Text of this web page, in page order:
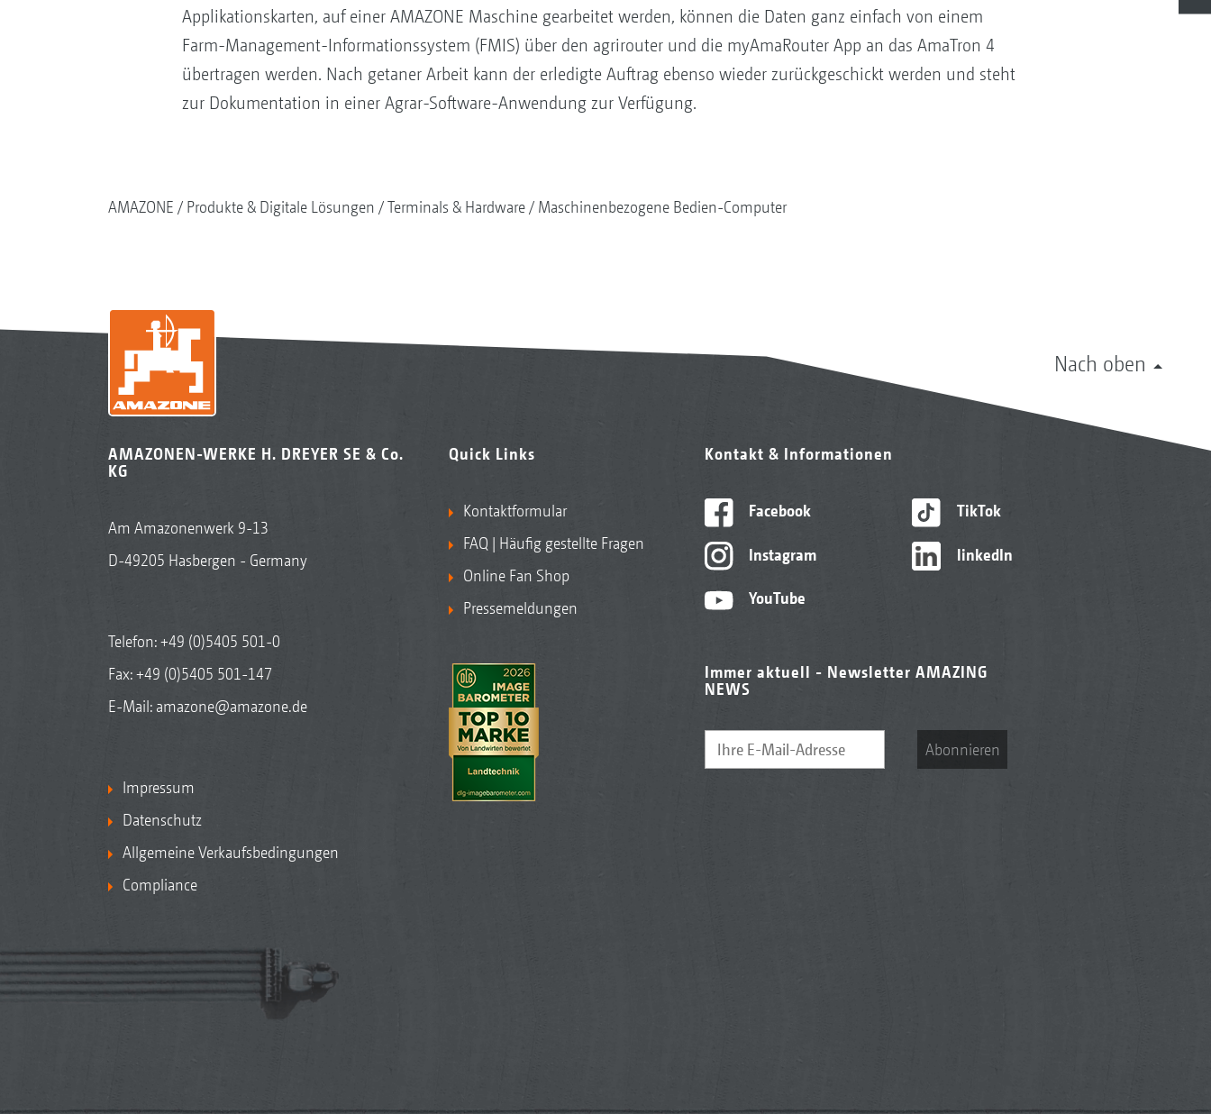
Applikationskarten, auf einer AMAZONE Maschine gearbeitet werden, können die Daten ganz einfach von einem
Farm-Management-Informationssystem (FMIS) über den agrirouter und die myAmaRouter App an das AmaTron 4
übertragen werden. Nach getaner Arbeit kann der erledigte Auftrag ebenso wieder zurückgeschickt werden und steht
zur Dokumentation in einer Agrar-Software-Anwendung zur Verfügung.
AMAZONE Produkte & Digitale Lösungen Terminals & Hardware Maschinenbezogene Bedien-Computer
Nach oben
AMAZONEN-WERKE H. DREYER SE & Co.
KG
Am Amazonenwerk 9-13
D-49205 Hasbergen - Germany
Telefon:+49 (0)5405 501-0
Fax: +49 (0)5405 501-147
E-Mail: amazone@amazone.de
Impressum
Datenschutz
Allgemeine Verkaufsbedingungen
Compliance
Quick Links
Kontaktformular
FAQ | Häufig gestellte Fragen
Online Fan Shop
Pressemeldungen
Kontakt & Informationen
Facebook
Instagram
YouTube
TikTok
linkedIn
Immer aktuell - Newsletter AMAZING
NEWS
Abonnieren